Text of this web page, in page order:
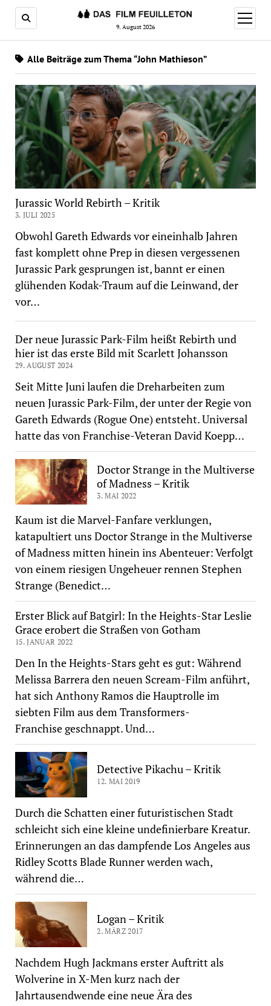
9. August 2026
Menü
öffnen
Alle Beiträge zum Thema “John Mathieson”
Jurassic World Rebirth – Kritik
3. JULI 2025
Obwohl Gareth Edwards vor eineinhalb Jahren
fast komplett ohne Prep in diesen vergessenen
Jurassic Park gesprungen ist, bannt er einen
glühenden Kodak-Traum auf die Leinwand, der
vor…
Der neue Jurassic Park-Film heißt Rebirth und
hier ist das erste Bild mit Scarlett Johansson
29. AUGUST 2024
Seit Mitte Juni laufen die Dreharbeiten zum
neuen Jurassic Park-Film, der unter der Regie von
Gareth Edwards (Rogue One) entsteht. Universal
hatte das von Franchise-Veteran David Koepp…
Doctor Strange in the Multiverse
of Madness – Kritik
3. MAI 2022
Kaum ist die Marvel-Fanfare verklungen,
katapultiert uns Doctor Strange in the Multiverse
of Madness mitten hinein ins Abenteuer: Verfolgt
von einem riesigen Ungeheuer rennen Stephen
Strange (Benedict…
Erster Blick auf Batgirl: In the Heights-Star Leslie
Grace erobert die Straßen von Gotham
15. JANUAR 2022
Den In the Heights-Stars geht es gut: Während
Melissa Barrera den neuen Scream-Film anführt,
hat sich Anthony Ramos die Hauptrolle im
siebten Film aus dem Transformers-
Franchise geschnappt. Und…
Detective Pikachu – Kritik
12. MAI 2019
Durch die Schatten einer futuristischen Stadt
schleicht sich eine kleine undefinierbare Kreatur.
Erinnerungen an das dampfende Los Angeles aus
Ridley Scotts Blade Runner werden wach,
während die…
Logan – Kritik
2. MÄRZ 2017
Nachdem Hugh Jackmans erster Auftritt als
Wolverine in X-Men kurz nach der
Jahrtausendwende eine neue Ära des